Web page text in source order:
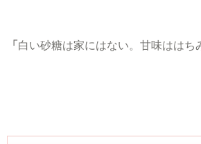
「 白い砂糖は家にはない。甘味ははち